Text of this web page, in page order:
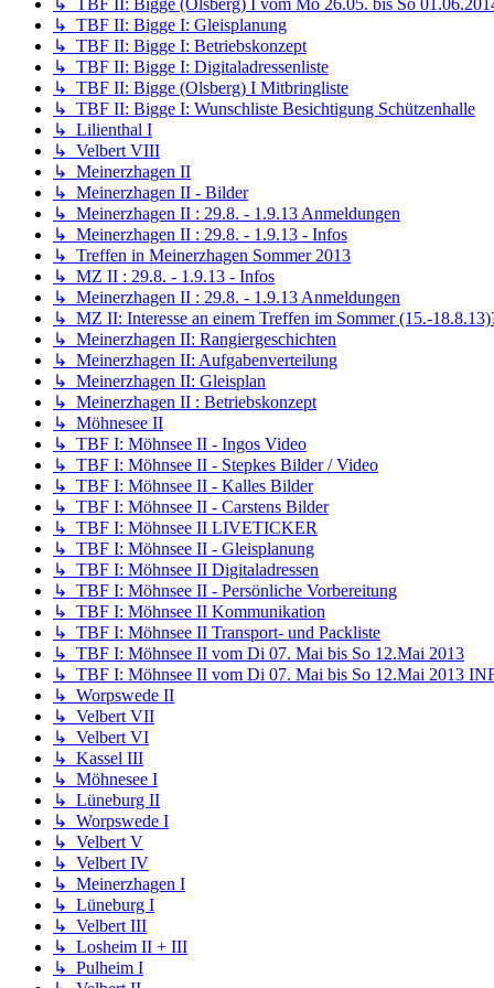
↳ TBF II: Bigge (Olsberg) I vom Mo 26.05. bis So
↳ TBF II: Bigge I: Gleisplanung
↳ TBF II: Bigge I: Betriebskonzept
↳ TBF II: Bigge I: Digitaladressenliste
↳ TBF II: Bigge (Olsberg) I Mitbringliste
↳ TBF II: Bigge I: Wunschliste Besichtigung Schützenhalle
↳ Lilienthal I
↳ Velbert VIII
↳ Meinerzhagen II
↳ Meinerzhagen II - Bilder
↳ Meinerzhagen II : 29.8. - 1.9.13 Anmeldungen
↳ Meinerzhagen II : 29.8. - 1.9.13 - Infos
↳ Treffen in Meinerzhagen Sommer 2013
↳ MZ II : 29.8. - 1.9.13 - Infos
↳ Meinerzhagen II : 29.8. - 1.9.13 Anmeldungen
↳ MZ II: Interesse an einem Treffen im Sommer (15.-
↳ Meinerzhagen II: Rangiergeschichten
↳ Meinerzhagen II: Aufgabenverteilung
↳ Meinerzhagen II: Gleisplan
↳ Meinerzhagen II : Betriebskonzept
↳ Möhnesee II
↳ TBF I: Möhnsee II - Ingos Video
↳ TBF I: Möhnsee II - Stepkes Bilder / Video
↳ TBF I: Möhnsee II - Kalles Bilder
↳ TBF I: Möhnsee II - Carstens Bilder
↳ TBF I: Möhnsee II LIVETICKER
↳ TBF I: Möhnsee II - Gleisplanung
↳ TBF I: Möhnsee II Digitaladressen
↳ TBF I: Möhnsee II - Persönliche Vorbereitung
↳ TBF I: Möhnsee II Kommunikation
↳ TBF I: Möhnsee II Transport- und Packliste
↳ TBF I: Möhnsee II vom Di 07. Mai bis So 12.Mai 2013
↳ TBF I: Möhnsee II vom Di 07. Mai bis So 12.Mai 2013
↳ Worpswede II
↳ Velbert VII
↳ Velbert VI
↳ Kassel III
↳ Möhnesee I
↳ Lüneburg II
↳ Worpswede I
↳ Velbert V
↳ Velbert IV
↳ Meinerzhagen I
↳ Lüneburg I
↳ Velbert III
↳ Losheim II + III
↳ Pulheim I